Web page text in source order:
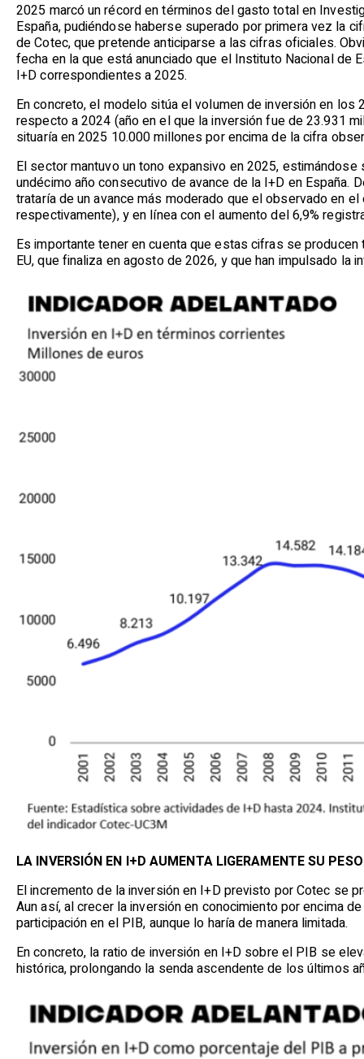
2025 marcó un récord en términos del gasto total en
España, pudiéndose haberse superado por primera vez la
de Cotec, que pretende anticiparse a las cifras oficiales.
fecha en la que está anunciado que el Instituto Nacional
I+D correspondientes a 2025.
En concreto, el modelo sitúa el volumen de inversión en
respecto a 2024 (año en el que la inversión fue de 23.931
situaría en 2025 10.000 millones por encima de la cifra
El sector mantuvo un tono expansivo en 2025,
undécimo año consecutivo de avance de la I+D en España.
trataría de un avance más moderado que el observado en
respectivamente), y en línea con el aumento del 6,9%
Es importante tener en cuenta que estas cifras se
EU, que finaliza en agosto de 2026, y que han impulsado la
LA INVERSIÓN EN I+D AUMENTA LIGERAMENTE SU
El incremento de la inversión en I+D previsto por Cotec se
Aun así, al crecer la inversión en conocimiento por encima
participación en el PIB, aunque lo haría de manera limitada.
En concreto, la ratio de inversión en I+D sobre el PIB se
histórica, prolongando la senda ascendente de los últimos